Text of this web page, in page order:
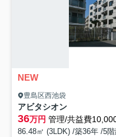
NEW
豊島区西池袋
アビタシオン
36万円 管理/共益費
86.48㎡ (3LDK) /築36年 /5階